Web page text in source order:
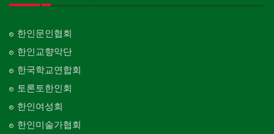
한인문인협회
한인교향악단
한국학교연합회
토론토한인회
한인여성회
한인미술가협회